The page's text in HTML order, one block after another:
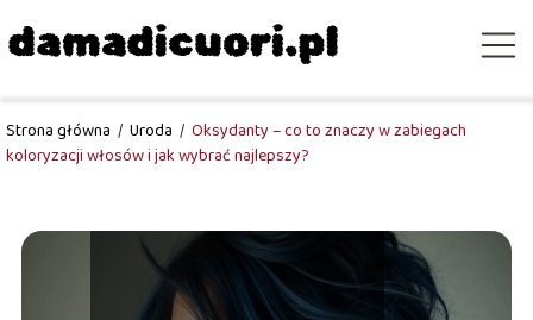
Strona główna / Uroda / Oksydanty – co to znaczy w zabiegach
koloryzacji włosów i jak wybrać najlepszy?